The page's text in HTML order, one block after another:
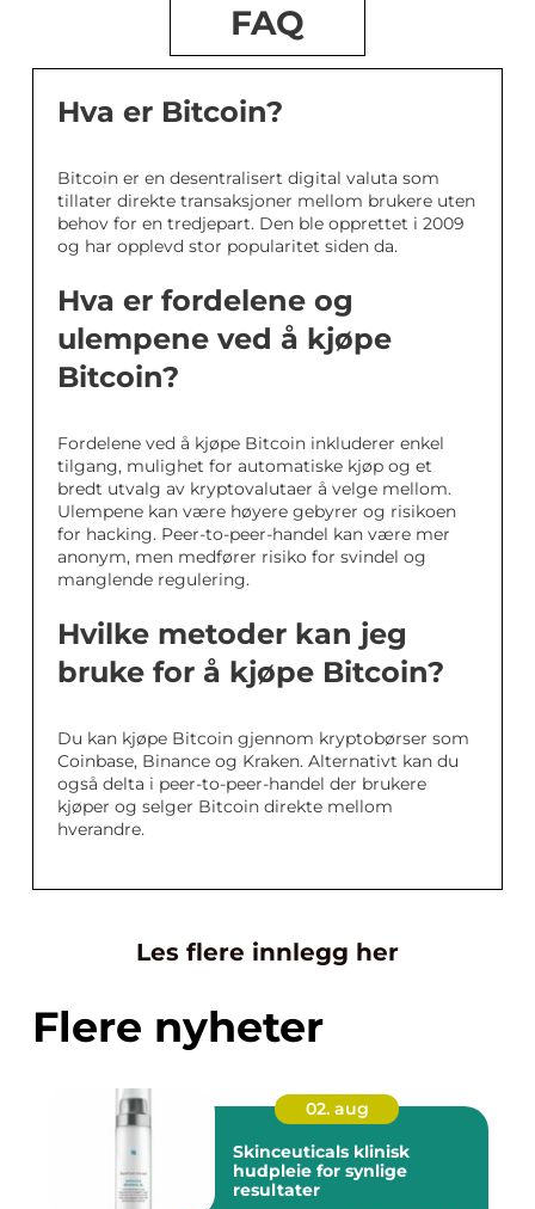
FAQ
Hva er Bitcoin?
Bitcoin er en desentralisert digital valuta som
tillater direkte transaksjoner mellom brukere uten
behov for en tredjepart. Den ble opprettet i 2009
og har opplevd stor popularitet siden da.
Hva er fordelene og
ulempene ved å kjøpe
Bitcoin?
Fordelene ved å kjøpe Bitcoin inkluderer enkel
tilgang, mulighet for automatiske kjøp og et
bredt utvalg av kryptovalutaer å velge mellom.
Ulempene kan være høyere gebyrer og risikoen
for hacking. Peer-to-peer-handel kan være mer
anonym, men medfører risiko for svindel og
manglende regulering.
Hvilke metoder kan jeg
bruke for å kjøpe Bitcoin?
Du kan kjøpe Bitcoin gjennom kryptobørser som
Coinbase, Binance og Kraken. Alternativt kan du
også delta i peer-to-peer-handel der brukere
kjøper og selger Bitcoin direkte mellom
hverandre.
Les flere innlegg her
Flere nyheter
02. aug
Skinceuticals klinisk
hudpleie for synlige
resultater